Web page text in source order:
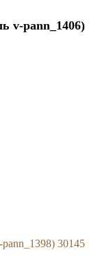
v-pann_1406)